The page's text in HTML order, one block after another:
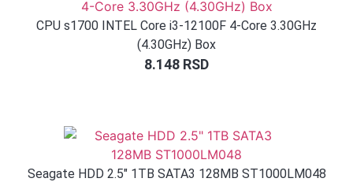
CPU s1700 INTEL Core i3-12100F 4-Core 3.30GHz
(4.30GHz) Box
8.148 RSD
Seagate HDD 2.5″ 1TB SATA3 128MB ST1000LM048